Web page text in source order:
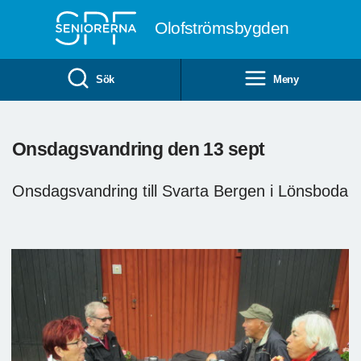
Olofströmsbygden
Sök Meny
Onsdagsvandring den 13 sept
Onsdagsvandring till Svarta Bergen i Lönsboda